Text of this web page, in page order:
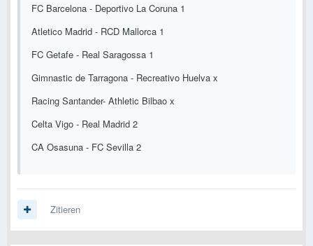
FC Barcelona - Deportivo La Coruna 1
Atletico Madrid - RCD Mallorca 1
FC Getafe - Real Saragossa 1
Gimnastic de Tarragona - Recreativo Huelva x
Racing Santander- Athletic Bilbao x
Celta Vigo - Real Madrid 2
CA Osasuna - FC Sevilla 2
Zitieren